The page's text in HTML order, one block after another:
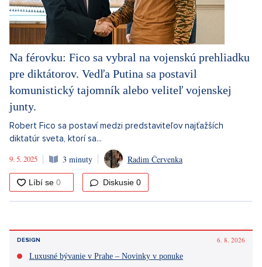
Na férovku: Fico sa vybral na vojenskú prehliadku
pre diktátorov. Vedľa Putina sa postavil
komunistický tajomník alebo veliteľ vojenskej
junty.
Robert Fico sa postaví medzi predstaviteľov najťažších
diktatúr sveta, ktorí sa...
9. 5. 2025
3 minuty Radim Červenka
Diskusie 0
DESIGN
6. 8. 2026
Luxusné bývanie v Prahe – Novinky v ponuke